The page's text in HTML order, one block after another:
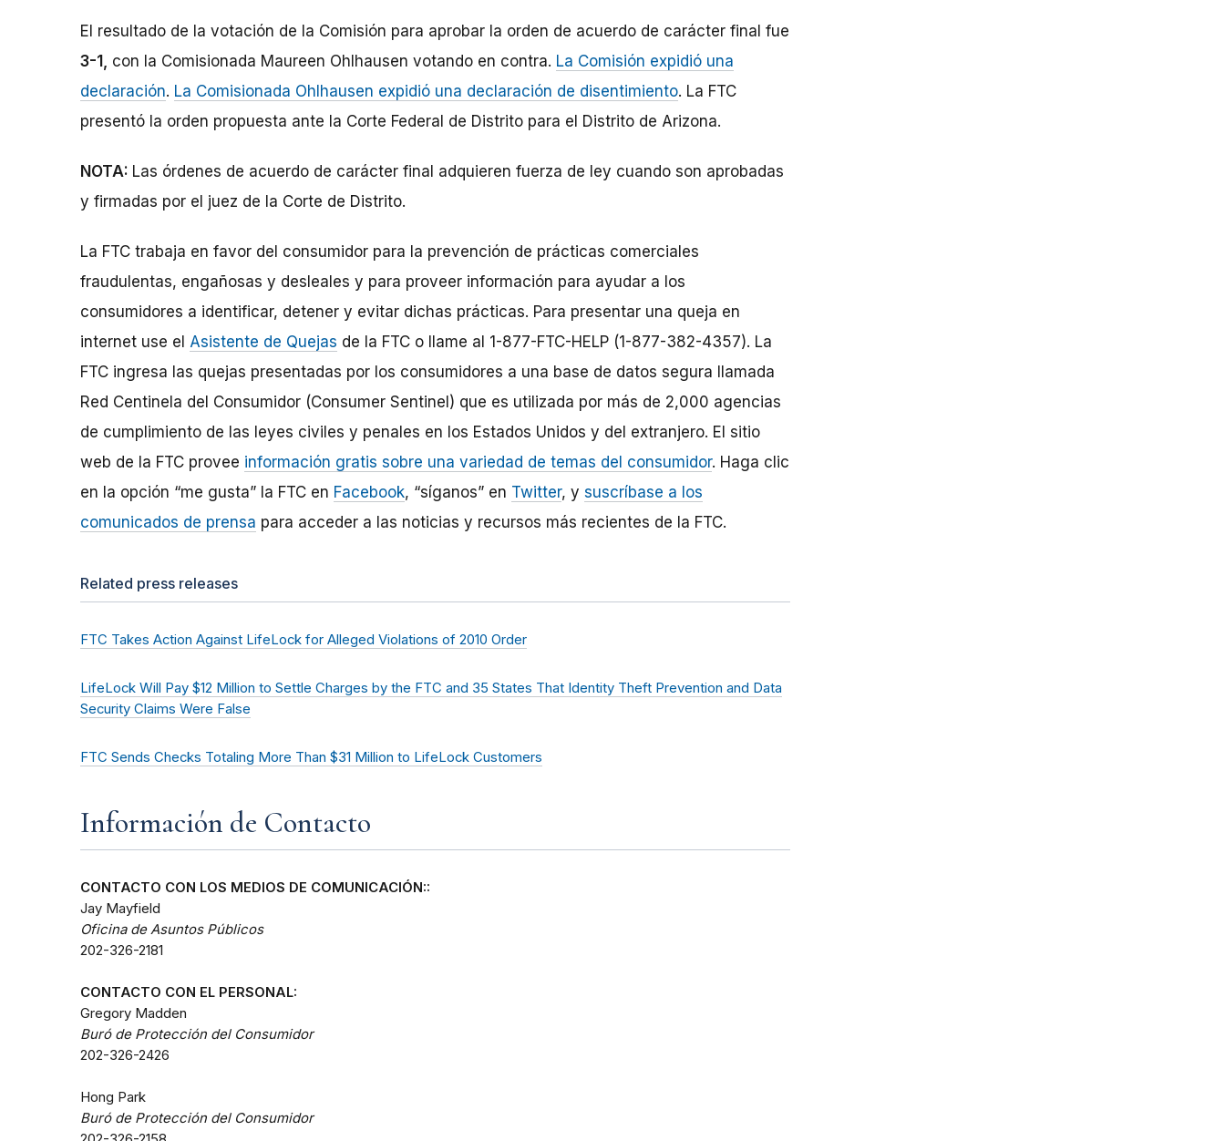
El resultado de la votación de la Comisión para aprobar la orden de acuerdo de carácter final fue
3-1, con la Comisionada Maureen Ohlhausen votando en contra. La Comisión expidió una
declaración. La Comisionada Ohlhausen expidió una declaración de disentimiento. La FTC
presentó la orden propuesta ante la Corte Federal de Distrito para el Distrito de Arizona.
NOTA: Las órdenes de acuerdo de carácter final adquieren fuerza de ley cuando son aprobadas
y firmadas por el juez de la Corte de Distrito.
La FTC trabaja en favor del consumidor para la prevención de prácticas comerciales
fraudulentas, engañosas y desleales y para proveer información para ayudar a los
consumidores a identificar, detener y evitar dichas prácticas. Para presentar una queja en
internet use el Asistente de Quejas de la FTC o llame al 1-877-FTC-HELP (1-877-382-4357). La
FTC ingresa las quejas presentadas por los consumidores a una base de datos segura llamada
Red Centinela del Consumidor (Consumer Sentinel) que es utilizada por más de 2,000 agencias
de cumplimiento de las leyes civiles y penales en los Estados Unidos y del extranjero. El sitio
web de la FTC provee información gratis sobre una variedad de temas del consumidor. Haga clic
en la opción “me gusta” la FTC en Facebook, “síganos” en Twitter, y suscríbase a los
comunicados de prensa para acceder a las noticias y recursos más recientes de la FTC.
Related press releases
FTC Takes Action Against LifeLock for Alleged Violations of 2010 Order
LifeLock Will Pay $12 Million to Settle Charges by the FTC and 35 States That Identity Theft Prevention and Data
Security Claims Were False
FTC Sends Checks Totaling More Than $31 Million to LifeLock Customers
Información de Contacto
CONTACTO CON LOS MEDIOS DE COMUNICACIÓN::
Jay Mayfield
Oficina de Asuntos Públicos
202-326-2181
CONTACTO CON EL PERSONAL:
Gregory Madden
Buró de Protección del Consumidor
202-326-2426
Hong Park
Buró de Protección del Consumidor